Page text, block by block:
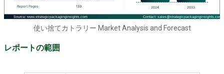
使い捨てカトラリー Market Analysis and Forecast
レポートの範囲